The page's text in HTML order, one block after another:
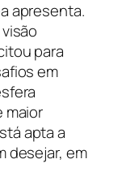
apresenta.
para
em
maior
apta a
desejar, em